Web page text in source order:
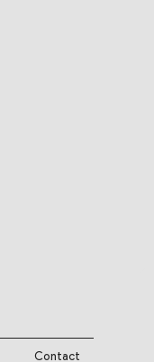
Contact